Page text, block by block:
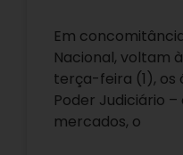
Em
Nacional, voltam
terça-feira (1), os
Poder Judiciário
mercados, o